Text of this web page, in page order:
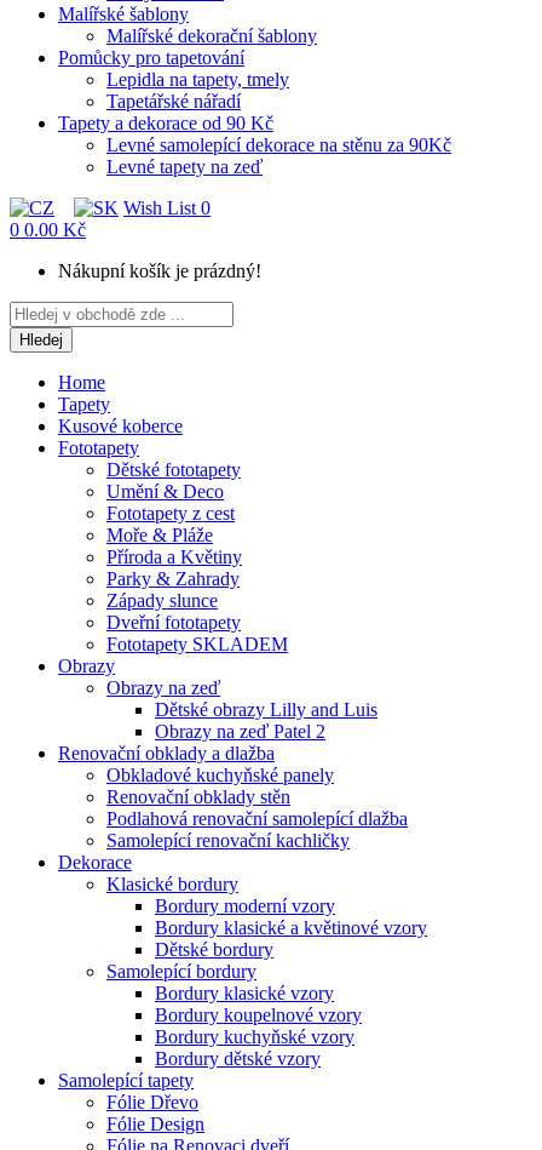
Malířské šablony
Malířské dekorační šablony
Pomůcky pro tapetování
Lepidla na tapety, tmely
Tapetářské nářadí
Tapety a dekorace od 90 Kč
Levné samolepící dekorace na stěnu za 90Kč
Levné tapety na zeď
Wish List 0
0 0.00 Kč
Nákupní košík je prázdný!
Hledej
Home
Tapety
Kusové koberce
Fototapety
Dětské fototapety
Umění & Deco
Fototapety z cest
Moře & Pláže
Příroda a Květiny
Parky & Zahrady
Západy slunce
Dveřní fototapety
Fototapety SKLADEM
Obrazy
Obrazy na zeď
Dětské obrazy Lilly and Luis
Obrazy na zeď Patel 2
Renovační obklady a dlažba
Obkladové kuchyňské panely
Renovační obklady stěn
Podlahová renovační samolepící dlažba
Samolepící renovační kachličky
Dekorace
Klasické bordury
Bordury moderní vzory
Bordury klasické a květinové vzory
Dětské bordury
Samolepící bordury
Bordury klasické vzory
Bordury koupelnové vzory
Bordury kuchyňské vzory
Bordury dětské vzory
Samolepící tapety
Fólie Dřevo
Fólie Design
Fólie na Renovaci dveří